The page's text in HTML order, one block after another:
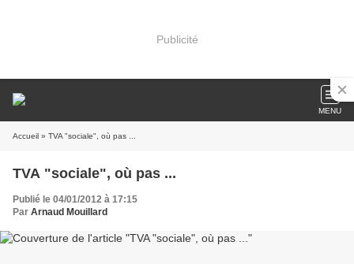
Publicité
MENU
Accueil » TVA "sociale", où pas ...
TVA "sociale", où pas ...
Publié le 04/01/2012 à 17:15
Par Arnaud Mouillard